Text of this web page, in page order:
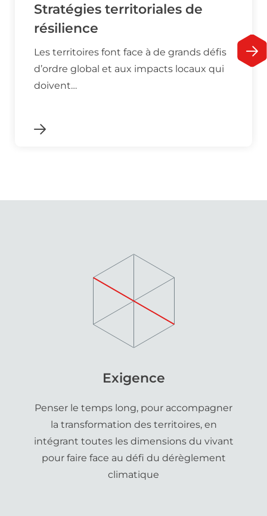
Stratégies territoriales de
résilience
Les territoires font face à de grands défis
d’ordre global et aux impacts locaux qui
doivent…
Exigence
Penser le temps long, pour accompagner
la transformation des territoires, en
intégrant toutes les dimensions du vivant
pour faire face au défi du dérèglement
climatique